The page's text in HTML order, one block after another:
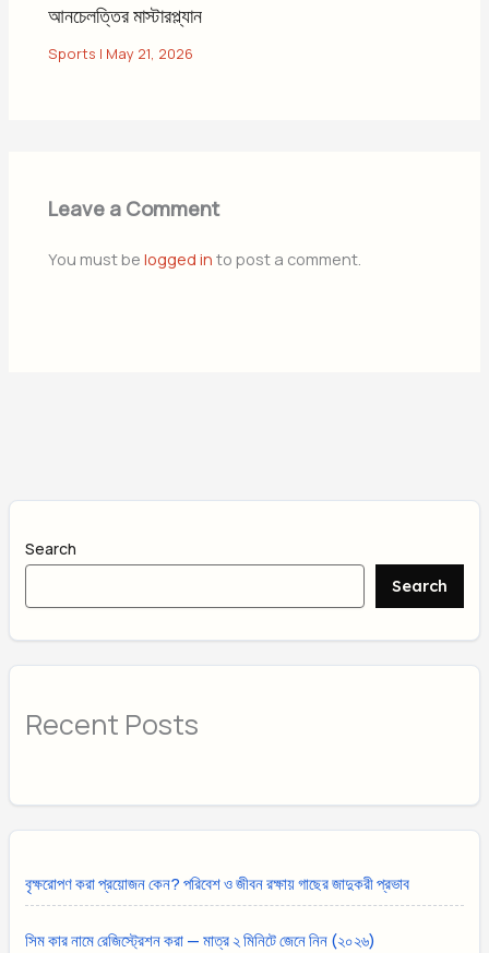
আনচেলত্তির মাস্টারপ্ল্যান
Sports | May 21, 2026
Leave a Comment
You must belogged in to post a comment.
Search
Search
Recent Posts
বৃক্ষরোপণ করা প্রয়োজন কেন? পরিবেশ ও জীবন রক্ষায় গাছের জাদুকরী প্রভাব
সিম কার নামে রেজিস্ট্রেশন করা — মাত্র ২ মিনিটে জেনে নিন (২০২৬)